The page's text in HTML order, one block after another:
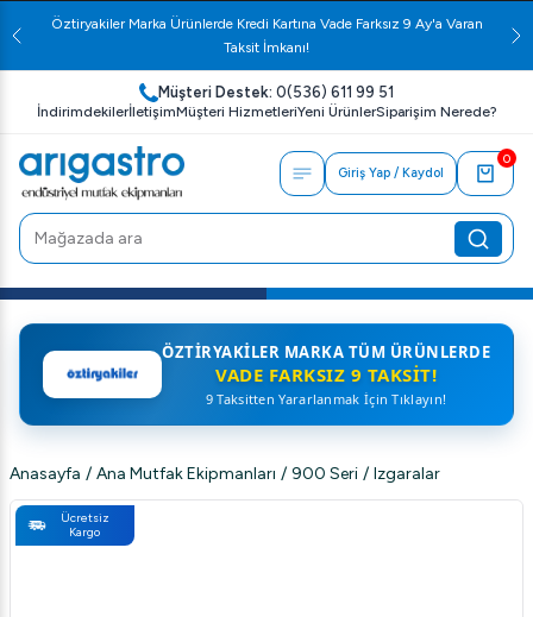
Öztiryakiler Marka Ürünlerde Kredi Kartına Vade Farksız 9 Ay'a Varan
Taksit İmkanı!
Müşteri Destek: 0(536) 611 99 51
İndirimdekilerİletişimMüşteri HizmetleriYeni ÜrünlerSiparişim Nerede?
Giriş Yap / Kaydol
0
ÖZTIRYAKILER MARKA TÜM ÜRÜNLERDE
VADE FARKSIZ 9 TAKSIT!
9 Taksitten Yararlanmak İçin Tıklayın!
Anasayfa / Ana Mutfak Ekipmanları / 900 Seri / Izgaralar
Ücretsiz
Kargo